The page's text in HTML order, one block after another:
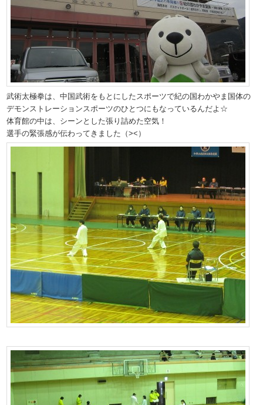
武術太極拳は、中国武術をもとにしたスポーツで紀の国わかやま国体の
デモンストレーションスポーツのひとつにもなっているんだよ☆
体育館の中は、シーンとした張り詰めた空気！
選手の緊張感が伝わってきました（><）